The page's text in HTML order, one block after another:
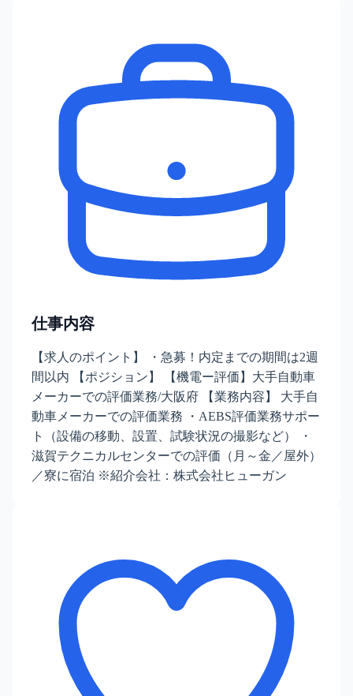
仕事内容
【求人のポイント】 ・急募！内定までの期間は2週
間以内 【ポジション】 【機電ー評価】大手自動車
メーカーでの評価業務/大阪府 【業務内容】 大手自
動車メーカーでの評価業務 ・AEBS評価業務サポー
ト（設備の移動、設置、試験状況の撮影など） ・
滋賀テクニカルセンターでの評価（月～金／屋外）
／寮に宿泊 ※紹介会社：株式会社ヒューガン